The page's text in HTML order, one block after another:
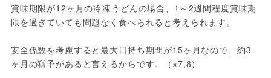
賞味期限が12ヶ月の冷凍うどんの場合、1～2週間程度賞味期
限を過ぎていても問題なく食べられると考えられます。
安全係数を考慮すると最大日持ち期間が15ヶ月なので、約3
ヶ月の猶予があると言えるからです。（※7,8）